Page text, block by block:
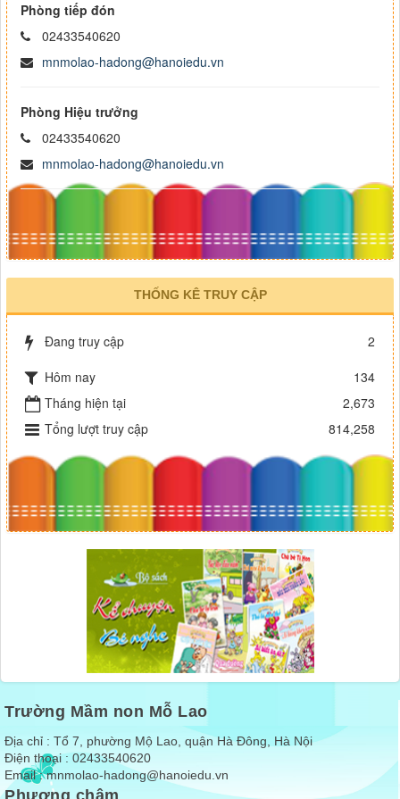
Phòng tiếp đón
02433540620
mnmolao-hadong@hanoiedu.vn
Phòng Hiệu trưởng
02433540620
mnmolao-hadong@hanoiedu.vn
THỐNG KÊ TRUY CẬP
Đang truy cập
2
Hôm nay
134
Tháng hiện tại
2,673
Tổng lượt truy cập
814,258
Trường Mầm non Mỗ Lao
Địa chỉ : Tổ 7, phường Mộ Lao, quận Hà Đông, Hà Nội
Điện thoại : 02433540620
Email :mnmolao-hadong@hanoiedu.vn
Phương châm